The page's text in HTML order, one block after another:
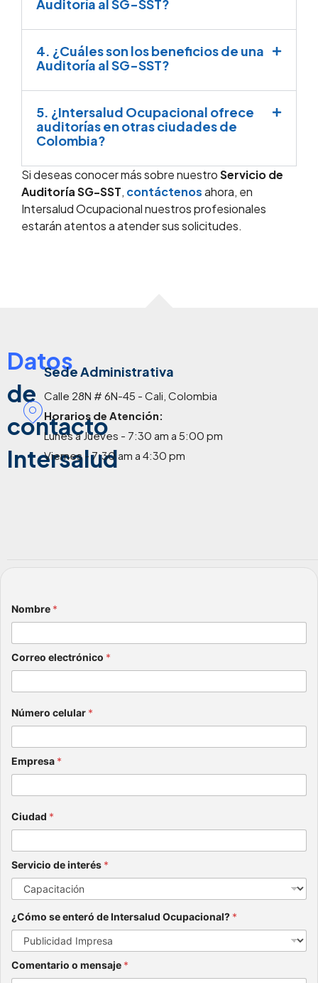
Auditoría al SG-SST?
4. ¿Cuáles son los beneficios de una
Auditoría al SG-SST?
5. ¿Intersalud Ocupacional ofrece
auditorías en otras ciudades de
Colombia?
Si deseas conocer más sobre nuestroServicio de
Auditoría SG-SST, contáctenosahora, en
Intersalud Ocupacional nuestros profesionales
estarán atentos a atender sus solicitudes.
Datos
de
contacto
Intersalud
Sede Administrativa
Calle 28N # 6N-45 - Cali, Colombia
Horarios de Atención:
Lunes a Jueves - 7:30 am a 5:00 pm
Viernes - 7:30 am a 4:30 pm
Nombre *
Correo electrónico *
Número celular *
Empresa *
Ciudad *
Servicio de interés *
¿Cómo se enteró de Intersalud Ocupacional? *
Comentario o mensaje *